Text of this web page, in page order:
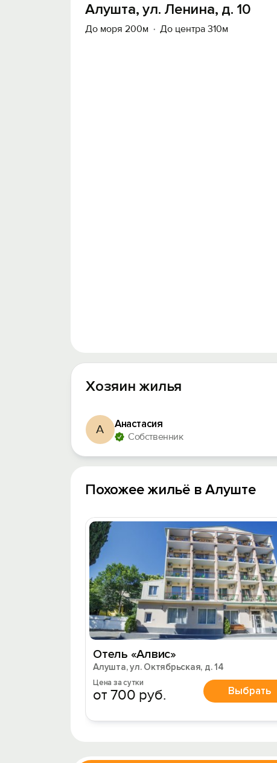
Алушта, ул. Ленина, д. 10
До моря 200м До центра 310м
Хозяин жилья
А Анастасия
Собственник
Похожее жильё в Алуште
Отель «Алвис»
Алушта, ул. Октябрьская, д. 14
Цена за сутки
от 700 руб. Выбрать